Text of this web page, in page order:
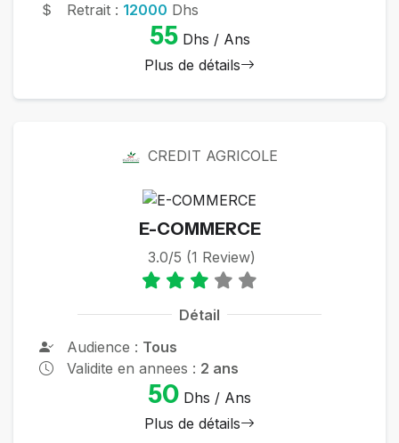
Retrait : 12000 Dhs
55Dhs / Ans
Plus de détails
CREDIT AGRICOLE
E-COMMERCE
3.0/5 (1 Review)
Détail
Audience : Tous
Validite en annees : 2 ans
50 Dhs / Ans
Plus de détails